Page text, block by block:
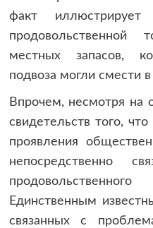
факт
продовольственной
местных запасов,
подвоза могли смести
Впрочем, несмотря на
свидетельств того,
проявления
непосредственно
Единственным
связанных с